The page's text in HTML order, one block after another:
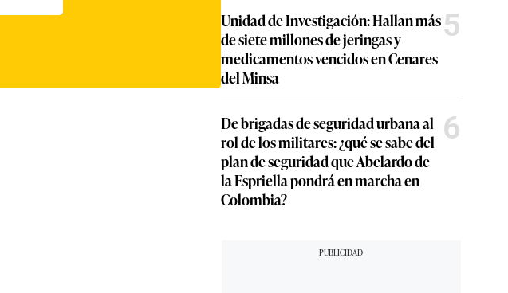
Unidad de Investigación: Hallan más
de siete millones de jeringas y
medicamentos vencidos en Cenares
del Minsa
5
De brigadas de seguridad urbana al
rol de los militares: ¿qué se sabe del
plan de seguridad que Abelardo de
la Espriella pondrá en marcha en
Colombia?
6